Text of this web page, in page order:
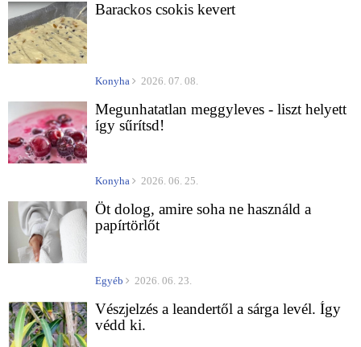
Barackos csokis kevert
Konyha 2026. 07. 08.
Megunhatatlan meggyleves - liszt helyett
így sűrítsd!
Konyha 2026. 06. 25.
Öt dolog, amire soha ne használd a
papírtörlőt
Egyéb 2026. 06. 23.
Vészjelzés a leandertől a sárga levél. Így
védd ki.